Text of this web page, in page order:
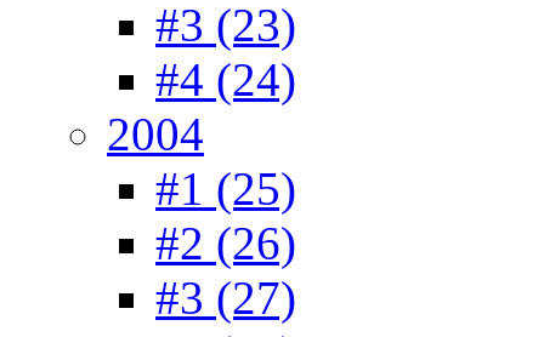
#3 (23)
#4 (24)
2004
#1 (25)
#2 (26)
#3 (27)